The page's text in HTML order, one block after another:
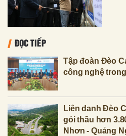
ĐỌC TIẾP
Tập đoàn Đèo
công nghệ
Liên danh Đèo
gói thầu hơn
Nhơn - Quảng